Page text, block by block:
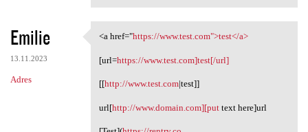
a
r
z
e
Emilie
13.11.2023
Adres
<a href="https://www.test.com
<a href="https://www.test.com">test</a>
[url=https://www.test.com]test[/url]
[[http://www.test.com|test]]
url[http://www.domain.com][puttext here]url